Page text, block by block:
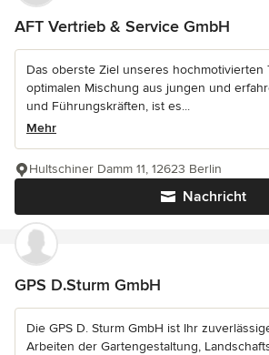
AFT Vertrieb & Service GmbH
Das oberste Ziel unseres hochmotivierten
optimalen Mischung aus jungen und
und Führungskräften, ist es...
Mehr
Nachricht
Hultschiner Damm 11, 12623 Berlin
GPS D.Sturm GmbH
Die GPS D. Sturm GmbH ist Ihr
Arbeiten der Gartengestaltung,